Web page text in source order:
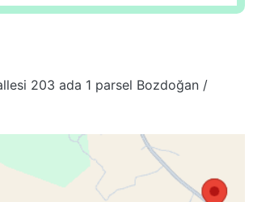
203 ada 1 parsel Bozdoğan /